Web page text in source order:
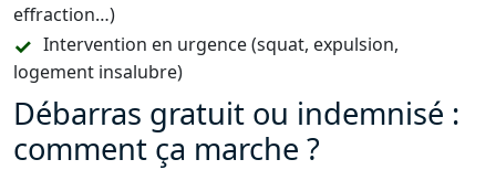
effraction…)
Intervention en urgence (squat, expulsion,
logement insalubre)
Débarras gratuit ou indemnisé :
comment ça marche ?